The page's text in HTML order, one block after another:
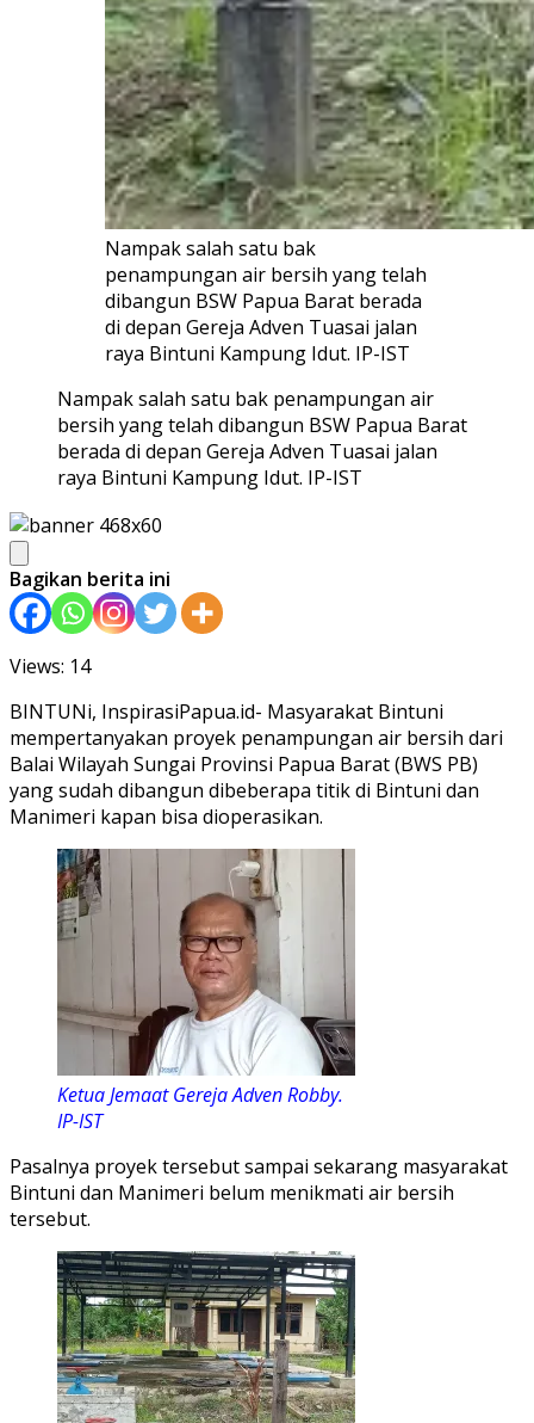
Nampak salah satu bak
penampungan air bersih yang telah
dibangun BSW Papua Barat berada
di depan Gereja Adven Tuasai jalan
raya Bintuni Kampung Idut. IP-IST
Nampak salah satu bak penampungan air
bersih yang telah dibangun BSW Papua Barat
berada di depan Gereja Adven Tuasai jalan
raya Bintuni Kampung Idut. IP-IST
Bagikan berita ini
Views: 14
BINTUNi, InspirasiPapua.id- Masyarakat Bintuni
mempertanyakan proyek penampungan air bersih dari
Balai Wilayah Sungai Provinsi Papua Barat (BWS PB)
yang sudah dibangun dibeberapa titik di Bintuni dan
Manimeri kapan bisa dioperasikan.
Ketua Jemaat Gereja Adven Robby.
IP-IST
Pasalnya proyek tersebut sampai sekarang masyarakat
Bintuni dan Manimeri belum menikmati air bersih
tersebut.